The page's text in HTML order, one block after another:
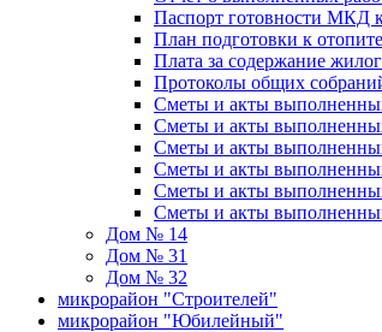
Паспорт готовности МКД
План подготовки к
Плата за содержание
Протоколы общих
Сметы и акты
Сметы и акты
Сметы и акты
Сметы и акты
Сметы и акты
Сметы и акты
Дом № 14
Дом № 31
Дом № 32
микрорайон "Строителей"
микрорайон "Юбилейный"